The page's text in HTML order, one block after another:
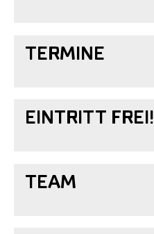
TERMINE
EINTRITT FREI!
TEAM